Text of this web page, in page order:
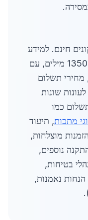
חינם. למידע
. (סה"כ כ-1350 מילים, עם
מחירי תשלום
שונות
תשלום כמו
מתכות, תיעוד
דוגמאות הזמנות מוצלחות,
נוספים,
בטיחות,
הנחות נאמנות,